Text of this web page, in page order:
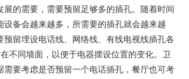
的需要，需要预留足够多的插孔。随着时间
设备会越来越多，所需要的插孔就会越来越
预留埋设电话线、网络线、有线电视线插孔各
不同墙面，以便于电器摆设位置的变化。卫
需要考虑是否预留一个电话插孔，餐厅也可考